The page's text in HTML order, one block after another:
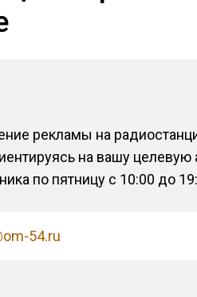
рекламы на
на вашу
по пятницу с 10:00 до
54.ru